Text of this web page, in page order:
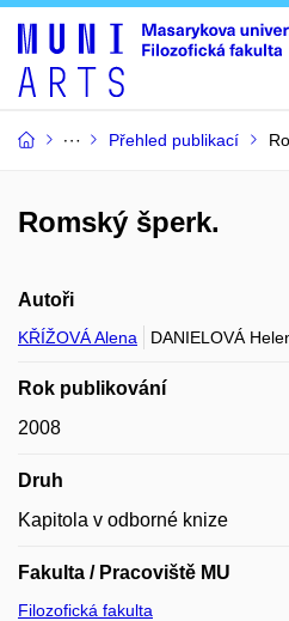
Přehled publikací
Romský šperk.
Autoři
KŘÍŽOVÁ Alena DANIELOVÁ
Rok publikování
2008
Druh
Kapitola v odborné knize
Fakulta / Pracoviště MU
Filozofická fakulta